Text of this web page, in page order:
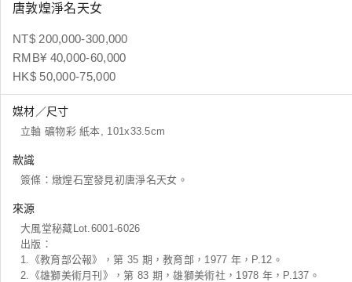
唐敦煌淨名天女
NT$ 200,000-300,000
RMB¥ 40,000-60,000
HK$ 50,000-75,000
媒材／尺寸
立軸 礦物彩 紙本, 101x33.5cm
款識
簽條：燉煌石室發見初唐淨名天女。
來源
大風堂秘藏Lot.6001-6026
出版：
1.《教育部公報》，第 35 期，教育部，1977 年，P.12。
2.《雄獅美術月刊》，第 83 期，雄獅美術社，1978 年，P.137。